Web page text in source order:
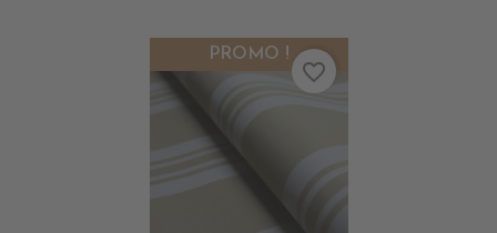
PROMO !
favorite_border